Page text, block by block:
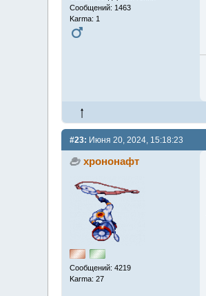
Сообщений: 1463
Karma: 1
#23: Июня 20, 2024, 15:18:23
хрононафт
Сообщений: 4219
Karma: 27